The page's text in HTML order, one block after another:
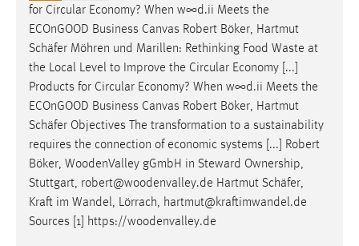
for Circular Economy? When w∞d.ii Meets the
ECOnGOOD Business Canvas Robert Böker, Hartmut
Schäfer Möhren und Marillen: Rethinking Food Waste at
the Local Level to Improve the Circular Economy [...]
Products for Circular Economy? When w∞d.ii Meets the
ECOnGOOD Business Canvas Robert Böker, Hartmut
Schäfer Objectives The transformation to a sustainability
requires the connection of economic systems [...] Robert
Böker, WoodenValley gGmbH in Steward Ownership,
Stuttgart, robert@woodenvalley.de Hartmut Schäfer,
Kraft im Wandel, Lörrach, hartmut@kraftimwandel.de
Sources [1] https://woodenvalley.de